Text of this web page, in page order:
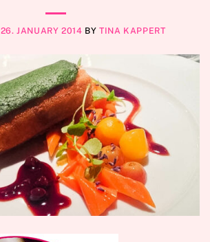
26. JANUARY 2014 BYTINA KAPPERT